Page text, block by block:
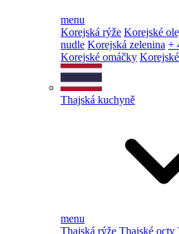
menu
Korejská rýže Korejské
nudle Korejská zelenina +
Korejské omáčky
Thajská kuchyně
menu
Thajská rýže Thajské octy